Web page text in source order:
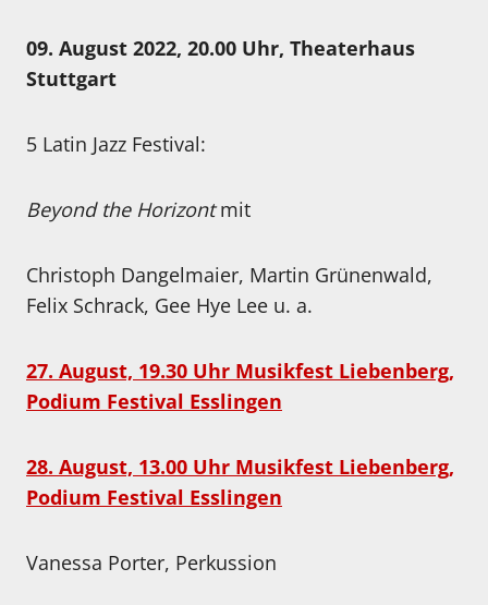
09. August 2022, 20.00 Uhr, Theaterhaus
Stuttgart
5 Latin Jazz Festival:
Beyond the Horizontmit
Christoph Dangelmaier, Martin Grünenwald,
Felix Schrack, Gee Hye Lee u. a.
27. August, 19.30 Uhr Musikfest Liebenberg,
Podium Festival Esslingen
28. August, 13.00 Uhr Musikfest Liebenberg,
Podium Festival Esslingen
Vanessa Porter, Perkussion